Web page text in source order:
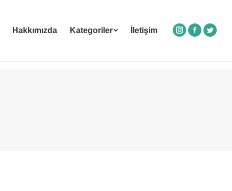
Hakkımızda Kategoriler İletişim
Instagram
Facebook